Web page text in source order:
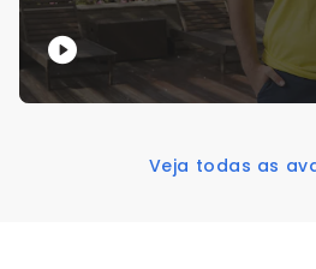
Veja todas as